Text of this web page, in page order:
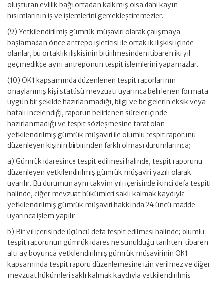
oluşturan evlilik bağı ortadan kalkmış olsa dahi kayın
hısımlarının iş ve işlemlerini gerçekleştiremezler.
(9) Yetkilendirilmiş gümrük müşaviri olarak çalışmaya
başlamadan önce antrepo işleticisi ile ortaklık ilişkisi içinde
olanlar, bu ortaklık ilişkisinin bitirilmesinden itibaren iki yıl
geçmedikçe aynı antreponun tespit işlemlerini yapamazlar.
(10) OK1 kapsamında düzenlenen tespit raporlarının
onaylanmış kişi statüsü mevzuatı uyarınca belirlenen formata
uygun bir şekilde hazırlanmadığı, bilgi ve belgelerin eksik veya
hatalı incelendiği, raporun belirlenen süreler içinde
hazırlanmadığı ve tespit sözleşmesine taraf olan
yetkilendirilmiş gümrük müşaviri ile olumlu tespit raporunu
düzenleyen kişinin birbirinden farklı olması durumlarında;
a) Gümrük idaresince tespit edilmesi halinde, tespit raporunu
düzenleyen yetkilendirilmiş gümrük müşaviri yazılı olarak
uyarılır. Bu durumun aynı takvim yılı içerisinde ikinci defa tespiti
halinde, diğer mevzuat hükümleri saklı kalmak kaydıyla
yetkilendirilmiş gümrük müşaviri hakkında 24 üncü madde
uyarınca işlem yapılır.
b) Bir yıl içerisinde üçüncü defa tespit edilmesi halinde; olumlu
tespit raporunun gümrük idaresine sunulduğu tarihten itibaren
altı ay boyunca yetkilendirilmiş gümrük müşavirinin OK1
kapsamında tespit raporu düzenlemesine izin verilmez ve diğer
mevzuat hükümleri saklı kalmak kaydıyla yetkilendirilmiş